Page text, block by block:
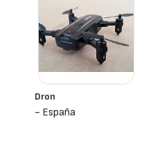
Dron
- España